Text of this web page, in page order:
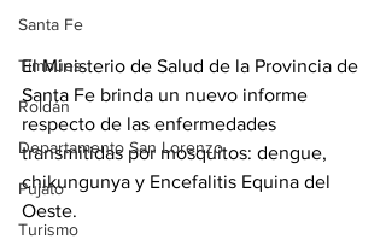
Santa Fe
Timbúes
Roldán
Departamento San Lorenzo
Pujato
Turismo
El Ministerio de Salud de la Provincia de
Santa Fe brinda un nuevo informe
respecto de las enfermedades
transmitidas por mosquitos: dengue,
chikungunya y Encefalitis Equina del
Oeste.